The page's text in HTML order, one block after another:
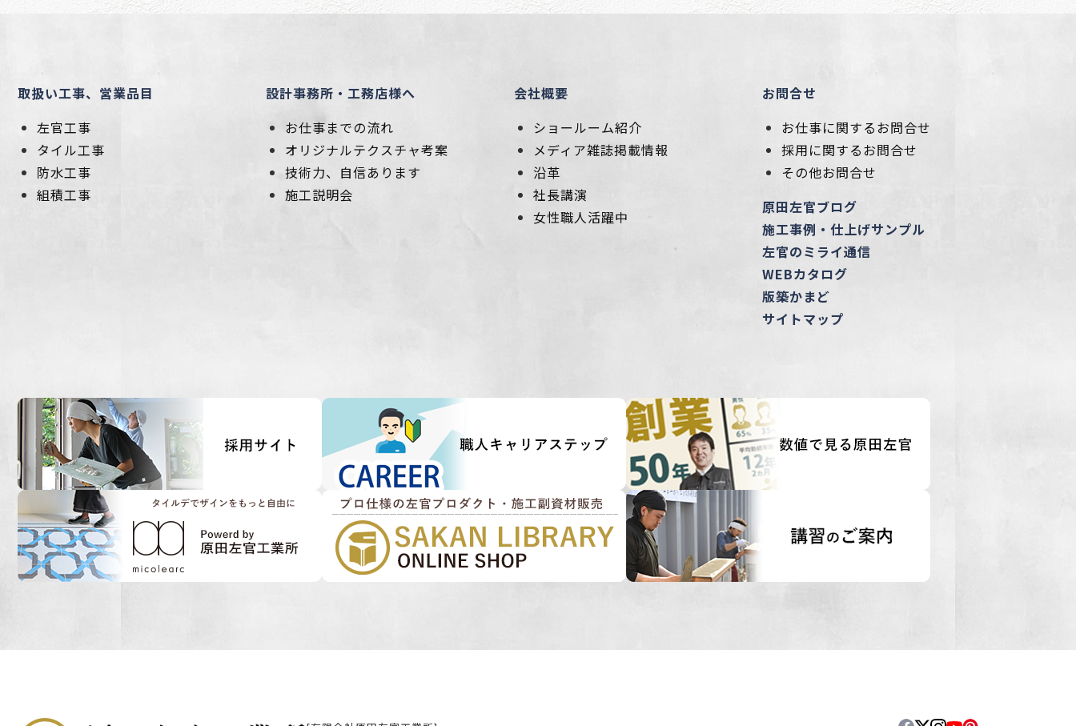
取扱い工事、営業品目
左官工事
タイル工事
防水工事
組積工事
設計事務所・工務店様へ
お仕事までの流れ
オリジナルテクスチャ考案
技術力、自信あります
施工説明会
会社概要
ショールーム紹介
メディア雑誌掲載情報
沿革
社長講演
女性職人活躍中
お問合せ
お仕事に関するお問合せ
採用に関するお問合せ
その他お問合せ
原田左官ブログ
施工事例・仕上げサンプル
左官のミライ通信
WEBカタログ
版築かまど
サイトマップ